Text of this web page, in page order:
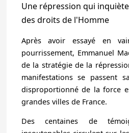
Une répression qui
des droits de l'Homme
Après avoir essayé en
pourrissement, Emmanuel
de la stratégie de la
manifestations se passent
disproportionné de la force
grandes villes de France.
Des centaines de